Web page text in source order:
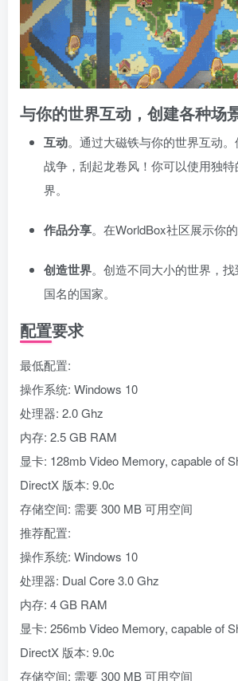
与你的世界互动，创建各种场
互动。通过大磁铁与你的世界互动
战争，刮起龙卷风！你可以使用独
界。
作品分享。在WorldBox社区展示你的
创造世界。创造不同大小的世界，
国名的国家。
配置要求
最低配置:
操作系统: Windows 10
处理器: 2.0 Ghz
内存: 2.5 GB RAM
显卡: 128mb Video Memory, capable of
DirectX 版本: 9.0c
存储空间: 需要 300 MB 可用空间
推荐配置:
操作系统: Windows 10
处理器: Dual Core 3.0 Ghz
内存: 4 GB RAM
显卡: 256mb Video Memory, capable of
DirectX 版本: 9.0c
存储空间: 需要 300 MB 可用空间